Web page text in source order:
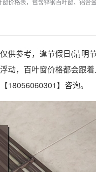
价格表，包含锌钢百叶窗、铝合
供参考，逢节假日(清明
动，百叶窗价格都会跟
18056060301】咨询。